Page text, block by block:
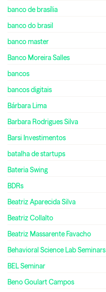
banco de brasília
banco do brasil
banco master
Banco Moreira Salles
bancos
bancos digitais
Bárbara Lima
Barbara Rodrigues Silva
Barsi Investimentos
batalha de startups
Bateria Swing
BDRs
Beatriz Aparecida Silva
Beatriz Collalto
Beatriz Massarente Favacho
Behavioral Science Lab Seminars
BEL Seminar
Beno Goulart Campos